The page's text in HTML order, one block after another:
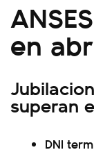
en
superan
DNI